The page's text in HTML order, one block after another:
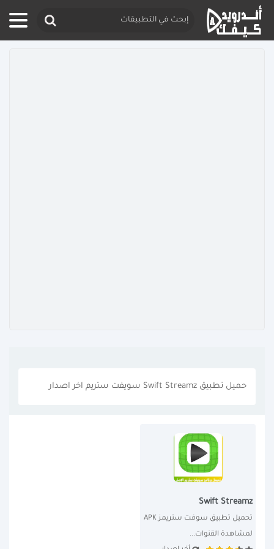
حميل تطبيق Swift Streamz سويفت ستريم اخر اصدار
Swift Streamz
لمشاهدة القنوات...